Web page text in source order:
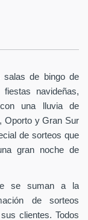
de bingo de
navideñas,
con una lluvia de
Oporto y Gran Sur
de sorteos que
gran noche de
se suman a la
de sorteos
clientes. Todos